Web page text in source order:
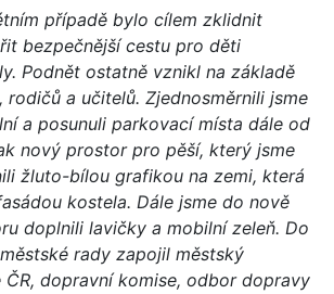
případě bylo cílem zklidnit
bezpečnější cestu pro děti
Podnět ostatně vznikl na základě
rodičů a učitelů. Zjednosměrnili jsme
a posunuli parkovací místa dále od
nový prostor pro pěší, který jsme
žluto-bílou grafikou na zemi, která
kostela. Dále jsme do nově
doplnili lavičky a mobilní zeleň. Do
rady zapojil městský
dopravní komise, odbor dopravy